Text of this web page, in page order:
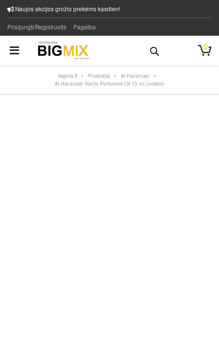
Naujos akcijos grožio prekėms kasdien!
Prisijungti/Registruotis Pagalba
0
bigmix.lt Produktai
Al Haramain
Al Haramain Narjis Perfumed Oil 15 ml (unisex)